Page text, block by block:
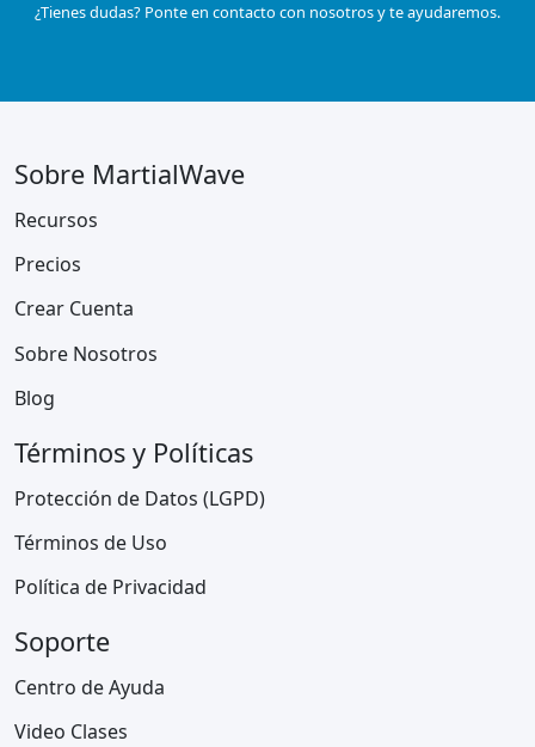
¿Tienes dudas? Ponte en contacto con nosotros y te ayudaremos.
Sobre MartialWave
Recursos
Precios
Crear Cuenta
Sobre Nosotros
Blog
Términos y Políticas
Protección de Datos (LGPD)
Términos de Uso
Política de Privacidad
Soporte
Centro de Ayuda
Video Clases